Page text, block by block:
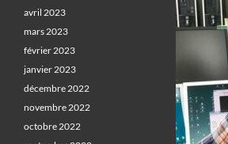
avril 2023
mars 2023
février 2023
janvier 2023
décembre 2022
novembre 2022
octobre 2022